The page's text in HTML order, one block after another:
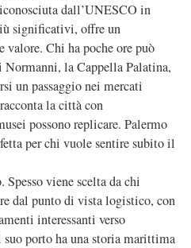
dall’UNESCO in
significativi, offre un
Chi ha poche ore può
la Cappella Palatina,
un passaggio nei mercati
la città con
possono replicare. Palermo
per chi vuole sentire subito il
viene scelta da chi
dal punto di vista logistico, con
interessanti verso
porto ha una storia marittima